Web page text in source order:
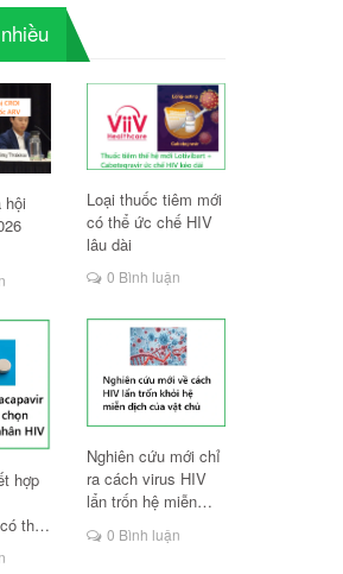
hội
Loại thuốc tiêm mới
có thể ức chế HIV
lâu dài
0 Bình luận
hợp
thể
cho
Nghiên cứu mới chỉ
ra cách virus HIV
lẩn trốn hệ miễn
0 Bình luận